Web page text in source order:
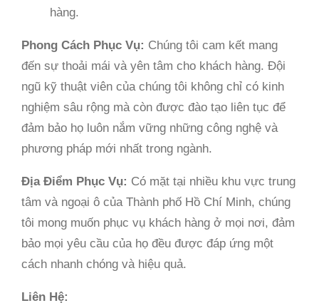
hàng.
Phong Cách Phục Vụ: Chúng tôi cam kết mang
đến sự thoải mái và yên tâm cho khách hàng. Đội
ngũ kỹ thuật viên của chúng tôi không chỉ có kinh
nghiệm sâu rộng mà còn được đào tạo liên tục để
đảm bảo họ luôn nắm vững những công nghệ và
phương pháp mới nhất trong ngành.
Địa Điểm Phục Vụ: Có mặt tại nhiều khu vực trung
tâm và ngoại ô của Thành phố Hồ Chí Minh, chúng
tôi mong muốn phục vụ khách hàng ở mọi nơi, đảm
bảo mọi yêu cầu của họ đều được đáp ứng một
cách nhanh chóng và hiệu quả.
Liên Hệ: